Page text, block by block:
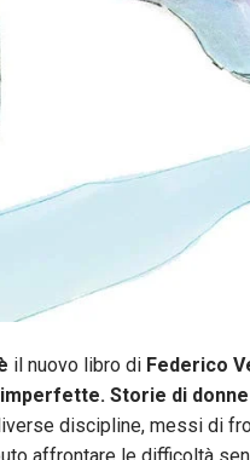
il nuovo libro di Federico
Storie di
discipline, messi di